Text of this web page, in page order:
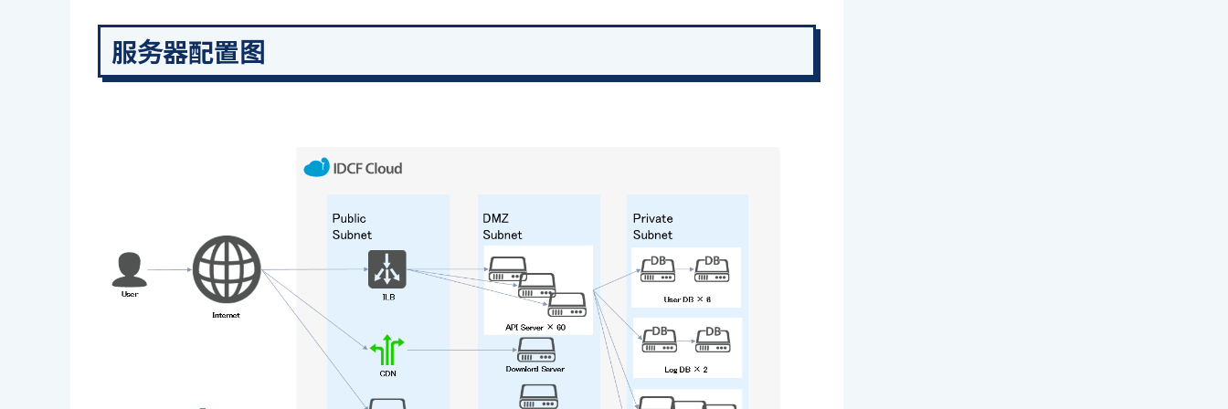
服务器配置图